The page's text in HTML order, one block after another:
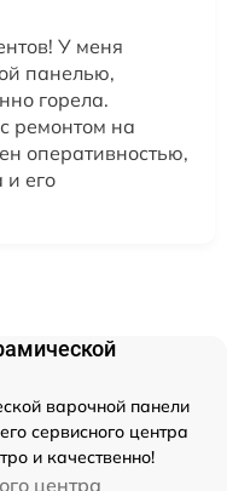
У меня
панелью,
горела.
ремонтом на
оперативностью,
и его
варочной панели
сервисного центра
и качественно!
центра